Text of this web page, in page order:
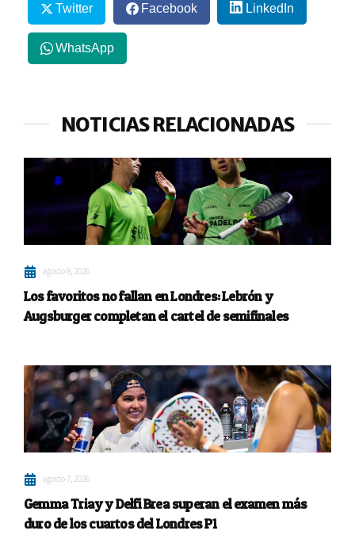
Twitter Facebook LinkedIn
WhatsApp
NOTICIAS RELACIONADAS
agosto 8, 2026
Los favoritos no fallan en Londres: Lebrón y
Augsburger completan el cartel de semifinales
agosto 7, 2026
Gemma Triay y Delfi Brea superan el examen más
duro de los cuartos del Londres P1